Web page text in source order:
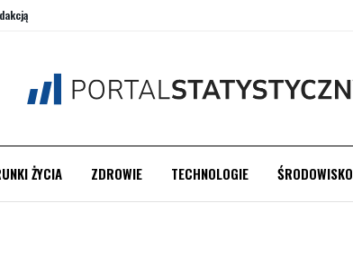
ŻYCIA ZDROWIE TECHNOLOGIE ŚRODOWISKO